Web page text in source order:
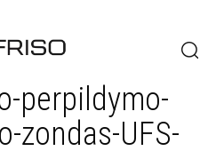
perpildymo-
zondas-UFS-